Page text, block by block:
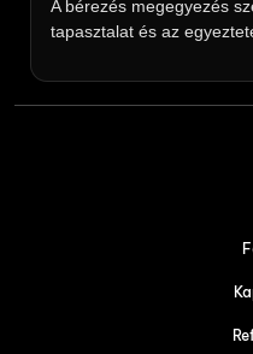
A bérezés megegyezés
tapasztalat és az